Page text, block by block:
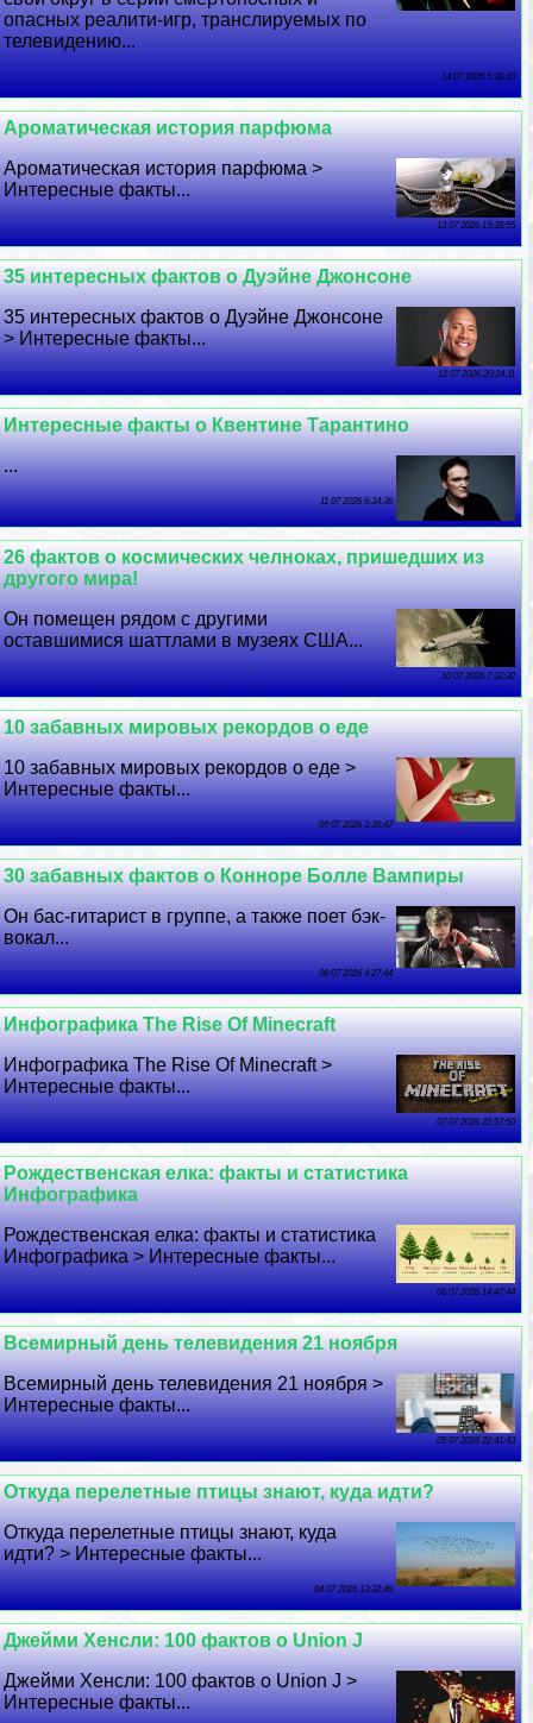
опасных реалити-игр, трaнcлируемых по
телевидению...
14 07 2026 5:38:10
Ароматическая история парфюма
Ароматическая история парфюма >
Интересные факты...
13 07 2026 15:38:55
35 интересных фактов о Дуэйне Джонсоне
35 интересных фактов о Дуэйне Джонсоне
> Интересные факты...
12 07 2026 20:24:11
Интересные факты о Квентине Тарантино
...
11 07 2026 6:34:36
26 фактов о космических челноках, пришедших из
другого мира!
Он помещен рядом с другими
оставшимися шаттлами в музеях США...
10 07 2026 7:32:32
10 забавных мировых рекордов о еде
10 забавных мировых рекордов о еде >
Интересные факты...
09 07 2026 3:36:47
30 забавных фактов о Конноре Болле Вампиры
Он бас-гитарист в группе, а также поет бэк-
вокал...
08 07 2026 4:27:44
Инфографика The Rise Of Minecraft
Инфографика The Rise Of Minecraft >
Интересные факты...
07 07 2026 22:57:50
Рождественская елка: факты и статистика
Инфографика
Рождественская елка: факты и статистика
Инфографика > Интересные факты...
06 07 2026 14:47:44
Всемирный день телевидения 21 ноября
Всемирный день телевидения 21 ноября >
Интересные факты...
05 07 2026 22:41:43
Откуда перелетные птицы знают, куда идти?
Откуда перелетные птицы знают, куда
идти? > Интересные факты...
04 07 2026 13:32:46
Джейми Хенсли: 100 фактов о Union J
Джейми Хенсли: 100 фактов о Union J >
Интересные факты...